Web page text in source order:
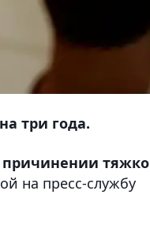
три года.
на пресс-службу